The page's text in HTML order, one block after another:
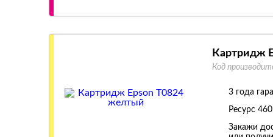
Картридж
Код
3 года
Ресурс
Закажи